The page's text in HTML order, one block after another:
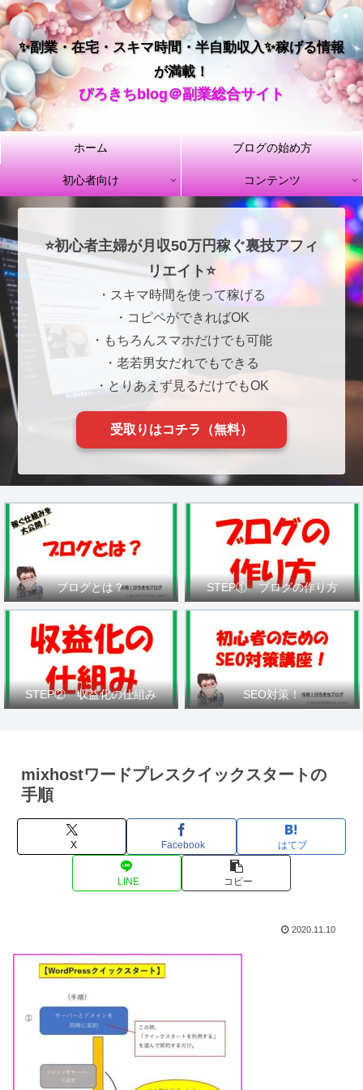
✨副業・在宅・スキマ時間・半自動収入✨稼げる情報
が満載！
ぴろきちblog＠副業総合サイト
ホーム ブログの始め方
初心者向け コンテンツ
⭐初心者主婦が月収50万円稼ぐ裏技アフィ
リエイト⭐
・スキマ時間を使って稼げる
・コピペができればOK
・もちろんスマホだけでも可能
・老若男女だれでもできる
・とりあえず見るだけでもOK
受取りはコチラ（無料）
ブログとは？ STEP① ブログの作り方
STEP② 収益化の仕組み SEO対策！
mixhostワードプレスクイックスタートの
手順
X Facebook はてブ
LINE コピー
2020.11.10